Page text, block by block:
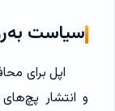
سیاست
اپل برای
و انتشار